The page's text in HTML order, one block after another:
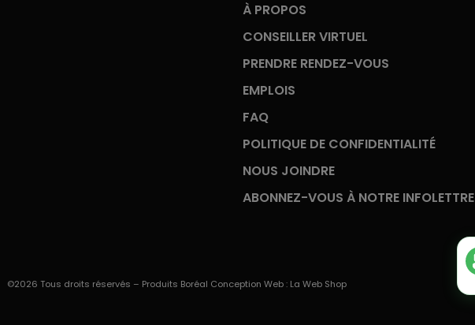
À PROPOS
CONSEILLER VIRTUEL
PRENDRE RENDEZ-VOUS
EMPLOIS
FAQ
POLITIQUE DE CONFIDENTIALITÉ
NOUS JOINDRE
ABONNEZ-VOUS À NOTRE INFOLETTRE
©2026 Tous droits réservés – Produits Boréal Conception Web : La Web Shop